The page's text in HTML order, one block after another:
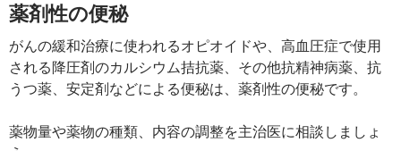
薬剤性の便秘
がんの緩和治療に使われるオピオイドや、高血圧症で使用
される降圧剤のカルシウム拮抗薬、その他抗精神病薬、抗
うつ薬、安定剤などによる便秘は、薬剤性の便秘です。
薬物量や薬物の種類、内容の調整を主治医に相談しましょ